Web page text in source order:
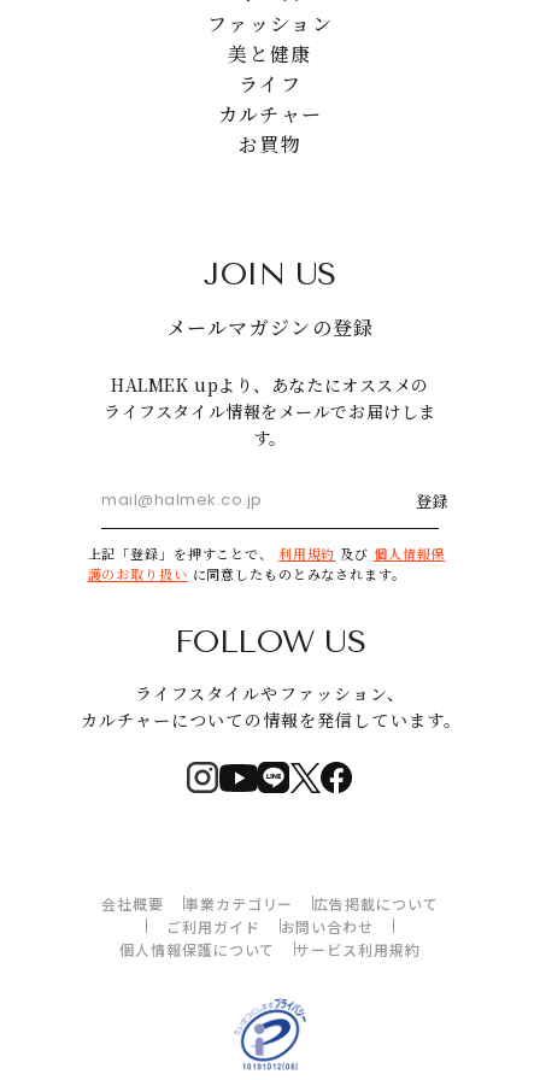
ファッション
美と健康
ライフ
カルチャー
お買物
JOIN US
メールマガジンの登録
HALMEK upより、あなたにオススメの
ライフスタイル情報をメールでお届けしま
す。
登録
上記「登録」を押すことで、 利用規約 及び 個人情報保
護のお取り扱い に同意したものとみなされます。
FOLLOW US
ライフスタイルやファッション、
カルチャーについての情報を発信しています。
会社概要 事業カテゴリー
広告掲載について
ご利用ガイド
お問い合わせ
個人情報保護について
サービス利用規約